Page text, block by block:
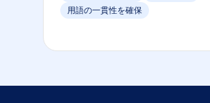
用語の一貫性を確保